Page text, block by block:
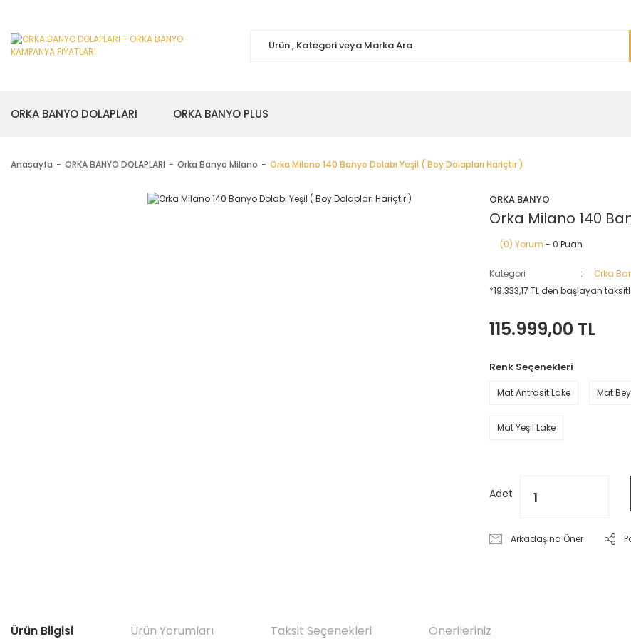
ORKA BANYO DOLAPLARI ORKA BANYO PLUS
Anasayfa ORKA BANYO DOLAPLARI Orka Banyo Milano Orka Milano 140 Banyo Dolabı Yeşil ( Boy Dolapları Hariçtir )
ORKA BANYO
Orka Milano 140
(0) Yorum - 0 Puan
Kategori Orka
*19.333,17 TL den başlayan
115.999,00 TL
Renk Seçenekleri
Mat Antrasit Lake Mat
Mat Yeşil Lake
Adet
Arkadaşına Öner
Ürün Bilgisi Ürün Yorumları Taksit Seçenekleri Önerileriniz